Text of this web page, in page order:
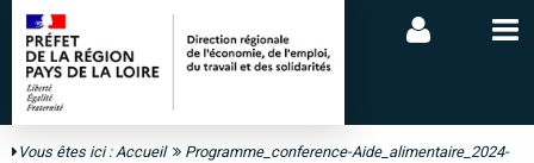
Vous êtes ici :Accueil
Programme_conference-Aide_alimentaire_2024-